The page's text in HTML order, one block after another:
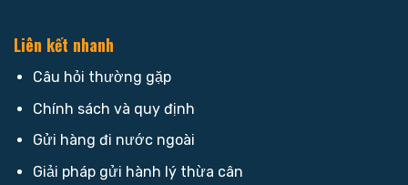
Liên kết nhanh
Câu hỏi thường gặp
Chính sách và quy định
Gửi hàng đi nước ngoài
Giải pháp gửi hành lý thừa cân